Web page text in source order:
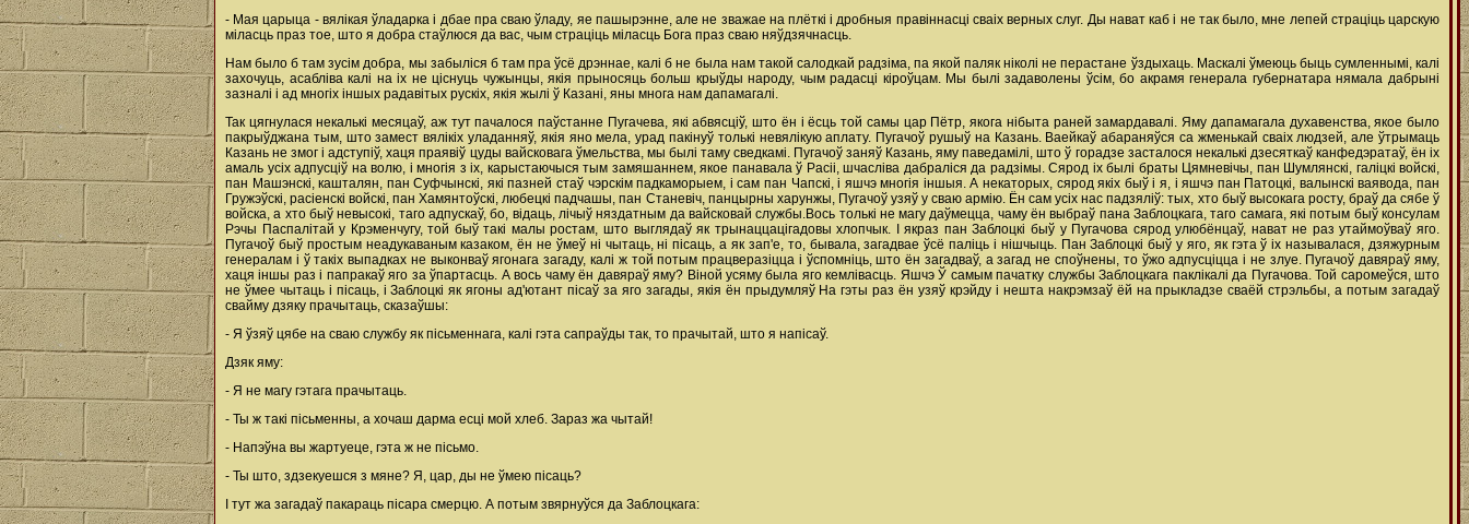
- Мая царыца - вялікая ўладарка i дбае пра сваю ўладу, яе пашырэнне, але не зважае на плёткі i дробныя правіннасці сваіх верных слуг. Ды нават каб i не так было, мне лепей страціць царскую
міласць праз тое, што я добра стаўлюся да вас, чым страціць міласць Бога праз сваю няўдзячнасць.
Нам было б там зусім добра, мы забыліся б там пра ўсё дрэннае, калі б не была нам такой салодкай радзіма, па якой паляк ніколі не перастане ўздыхаць. Маскалі ўмеюць быць сумленнымі, калі
захочуць, асабліва калі на ix не ціснуць чужынцы, якія прыносяць больш крыўды народу, чым радасці кіроўцам. Мы былі задаволены ўсім, бо акрамя генерала губернатара нямала дабрыні
зазналі i ад многіх іншых радавітых рускіх, якія жылі ў Казані, яны многа нам дапамагалі.
Так цягнулася некалькі месяцаў, аж тут пачалося паўстанне Пугачева, які абвясціў, што ён i ёсць той самы цар Пётр, якога нібыта раней замардавалі. Яму дапамагала духавенства, якое было
пакрыўджана тым, што замест вялікіх уладанняў, якія яно мела, урад пакінуў толькі невялікую аплату. Пугачоў рушыў на Казань. Ваейкаў абараняўся са жменькай сваіх людзей, але ўтрымаць
Казань не змог i адступіў, хаця праявіў цуды вайсковага ўмельства, мы былі таму сведкамі. Пугачоў заняў Казань, яму паведамілі, што ў горадзе засталося некалькі дзесяткаў канфедэратаў, ён ix
амаль усіх адпусціў на волю, i многія з ix, карыстаючыся тым замяшаннем, якое панавала ў Расіі, шчасліва дабраліся да радзімы. Сярод ix былі браты Цямневічы, пан Шумлянскі, галіцкі войскі,
пан Машэнскі, кашталян, пан Суфчынскі, які пазней стаў чэрскім падкаморыем, i сам пан Чапскі, i яшчэ многія іншыя. А некаторых, сярод якіх быў i я, i яшчэ пан Патоцкі, валынскі ваявода, пан
Гружэўскі, расіенскі войскі, пан Хамянтоўскі, любецкі падчашы, пан Станевіч, панцырны харунжы, Пугачоў узяў у сваю армію. Ён сам усіх нас падзяліў: тых, хто быў высокага росту, браў да сябе ў
войска, а хто быў невысокі, таго адпускаў, бо, відаць, лічыў няздатным да вайсковай службы.Вось толькі не магу даўмецца, чаму ён выбраў пана Заблоцкага, таго самага, які потым быў консулам
Рэчы Паспалітай у Крэменчугу, той быў такі малы ростам, што выглядаў як трынаццацігадовы хлопчык. I якраз пан Заблоцкі быў у Пугачова сярод улюбёнцаў, нават не раз утаймоўваў яго.
Пугачоў быў простым неадукаваным казаком, ён не ўмеў ні чытаць, ні пісаць, а як зап'е, то, бывала, загадвае ўсё паліць i нішчыць. Пан Заблоцкі быў у яго, як гэта ў іх называлася, дзяжурным
генералам і ў такіх выпадках не выконваў ягонага загаду, калі ж той потым працверазіцца i ўспомніць, што ён загадваў, а загад не споўнены, то ўжо адпусціцца i не злуе. Пугачоў давяраў яму,
хаця іншы раз i папракаў яго за ўпартасць. А вось чаму ён давяраў яму? Віной усяму была яго кемлівасць. Яшчэ Ў самым пачатку службы Заблоцкага паклікалі да Пугачова. Той саромеўся, што
не ўмее чытаць i пісаць, i Заблоцкі як ягоны ад'ютант пісаў за яго загады, якія ён прыдумляў На гэты раз ён узяў крэйду i нешта накрэмзаў ёй на прыкладзе сваёй стрэльбы, а потым загадаў
свайму дзяку прачытаць, сказаўшы:
- Я ўзяў цябе на сваю службу як пісьменнага, калі гэта сапраўды так, то прачытай, што я напісаў.
Дзяк яму:
- Я не магу гэтага прачытаць.
- Ты ж такі пісьменны, а хочаш дарма есці мой хлеб. Зараз жа чытай!
- Напэўна вы жартуеце, гэта ж не пісьмо.
- Ты што, здзекуешся з мяне? Я, цар, ды не ўмею пісаць?
I тут жа загадаў пакараць пісара смерцю. А потым звярнуўся да Заблоцкага: